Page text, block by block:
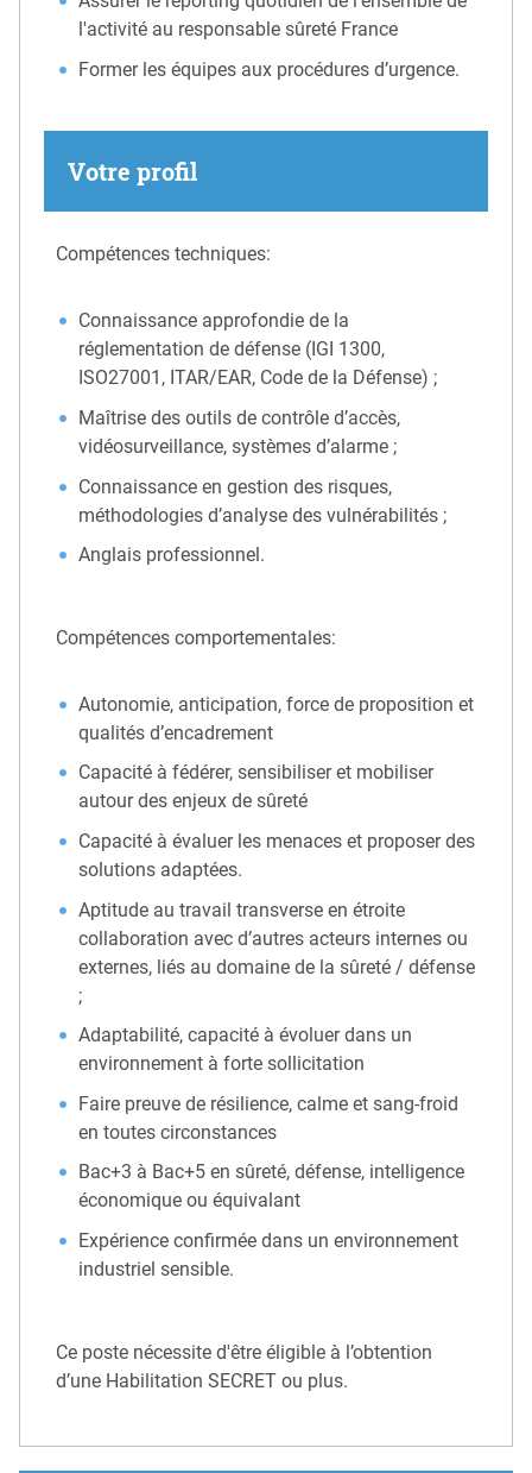
l'activité au responsable sûreté France
Former les équipes aux procédures d’urgence.
Votre profil
Compétences techniques:
Connaissance approfondie de la
réglementation de défense (IGI 1300,
ISO27001, ITAR/EAR, Code de la Défense) ;
Maîtrise des outils de contrôle d’accès,
vidéosurveillance, systèmes d’alarme ;
Connaissance en gestion des risques,
méthodologies d’analyse des vulnérabilités ;
Anglais professionnel.
Compétences comportementales:
Autonomie, anticipation, force de proposition et
qualités d’encadrement
Capacité à fédérer, sensibiliser et mobiliser
autour des enjeux de sûreté
Capacité à évaluer les menaces et proposer des
solutions adaptées.
Aptitude au travail transverse en étroite
collaboration avec d’autres acteurs internes ou
externes, liés au domaine de la sûreté / défense
;
Adaptabilité, capacité à évoluer dans un
environnement à forte sollicitation
Faire preuve de résilience, calme et sang-froid
en toutes circonstances
Bac+3 à Bac+5 en sûreté, défense, intelligence
économique ou équivalant
Expérience confirmée dans un environnement
industriel sensible.
Ce poste nécessite d'être éligible à l’obtention
d’une Habilitation SECRET ou plus.